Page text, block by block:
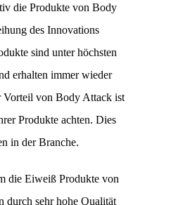
die Produkte von Body
des Innovations
sind unter höchsten
erhalten immer wieder
Vorteil von Body Attack ist
Produkte achten. Dies
in der Branche.
die Eiweiß Produkte von
durch sehr hohe Qualität